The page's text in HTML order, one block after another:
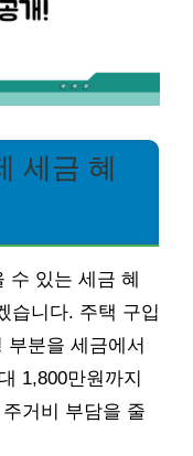
세금 혜
수 있는 세금 혜
습니다. 주택 구입
분을 세금에서
1,800만원까지
거비 부담을 줄